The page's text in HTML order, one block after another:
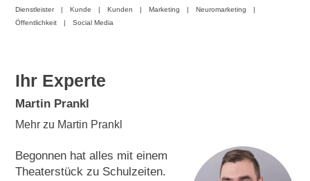
Dienstleister Kunde Kunden Marketing
Neuromarketing
Öffentlichkeit
Social Media
Ihr Experte
Martin Prankl
Mehr zu Martin Prankl
Begonnen hat alles mit einem
Theaterstück zu Schulzeiten.